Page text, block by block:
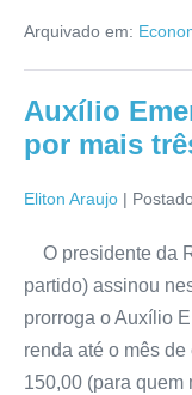
Arquivado em:
Auxílio
por mais
Eliton Araujo |
O presidente da
partido) assinou
prorroga o Auxílio
renda até o mês
150,00 (para quem